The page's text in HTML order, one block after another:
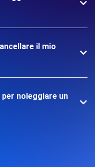
il mio
noleggiare un